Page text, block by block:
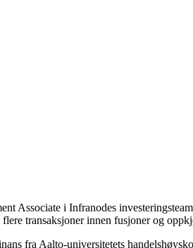
Associate i Infranodes
transaksjoner innen fusjoner og
fra Aalto-universitetets